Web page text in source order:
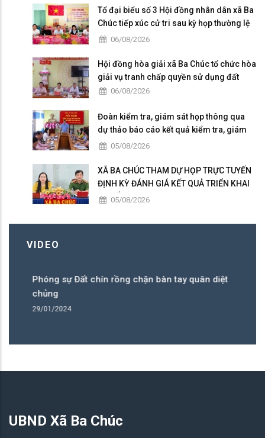
Tổ đại biểu số 3 Hội đồng nhân dân xã Ba
Chúc tiếp xúc cử tri sau kỳ họp thường lệ
giữa năm 2026
06/08/2026
Hội đồng hòa giải xã Ba Chúc tổ chức hòa
giải vụ tranh chấp quyền sử dụng đất
06/08/2026
Đoàn kiểm tra, giám sát họp thông qua
dự thảo báo cáo kết quả kiểm tra, giám
sát 05/08/2026
XÃ BA CHÚC THAM DỰ HỌP TRỰC TUYẾN
ĐỊNH KỲ ĐÁNH GIÁ KẾT QUẢ TRIỂN KHAI
“CHIẾN DỊCH 300”
05/08/2026
VIDEO
Phóng sự Đất chín rồng chặn bàn tay quân diệt
chủng
29/01/2024
UBND Xã Ba Chúc